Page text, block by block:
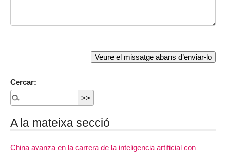
Cercar:
A la mateixa secció
China avanza en la carrera de la inteligencia artificial con